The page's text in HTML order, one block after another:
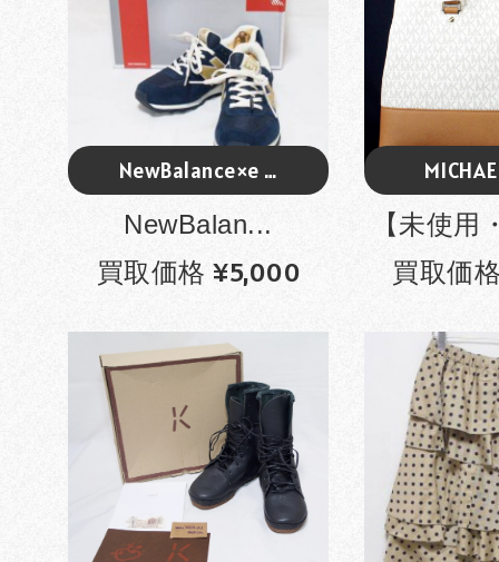
NewBalance×e …
NewBalan...
買取価格 ¥5,000
【未使用
買取価